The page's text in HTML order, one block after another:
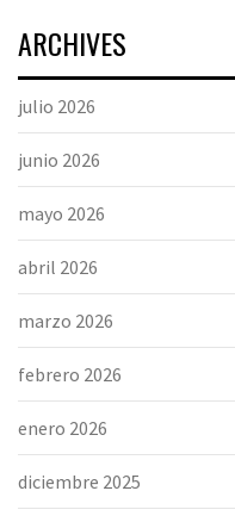
ARCHIVES
julio 2026
junio 2026
mayo 2026
abril 2026
marzo 2026
febrero 2026
enero 2026
diciembre 2025